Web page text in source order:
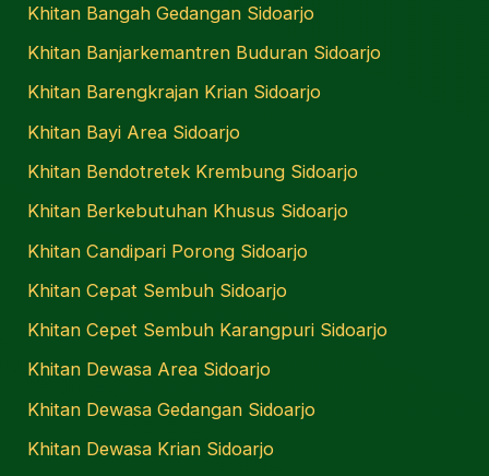
Khitan Bangah Gedangan Sidoarjo
Khitan Banjarkemantren Buduran Sidoarjo
Khitan Barengkrajan Krian Sidoarjo
Khitan Bayi Area Sidoarjo
Khitan Bendotretek Krembung Sidoarjo
Khitan Berkebutuhan Khusus Sidoarjo
Khitan Candipari Porong Sidoarjo
Khitan Cepat Sembuh Sidoarjo
Khitan Cepet Sembuh Karangpuri Sidoarjo
Khitan Dewasa Area Sidoarjo
Khitan Dewasa Gedangan Sidoarjo
Khitan Dewasa Krian Sidoarjo